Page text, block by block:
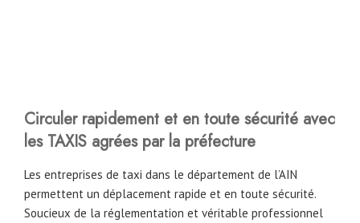
Circuler rapidement et en toute sécurité avec
les TAXIS agrées par la préfecture
Les entreprises de taxi dans le département de l’AIN
permettent un déplacement rapide et en toute sécurité.
Soucieux de la réglementation et véritable professionnel